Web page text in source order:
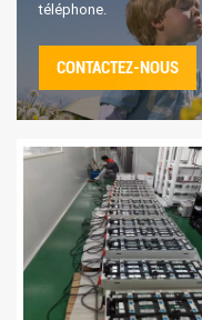
téléphone.
CONTACTEZ-NOUS